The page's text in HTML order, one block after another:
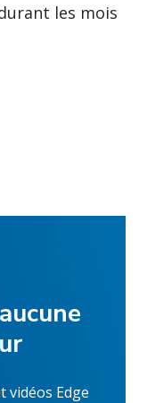
les mois
vidéos Edge